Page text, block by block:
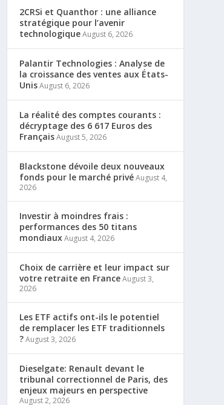
2CRSi et Quanthor : une alliance
stratégique pour l’avenir
technologiqueAugust 6, 2026
Palantir Technologies : Analyse de
la croissance des ventes aux États-
UnisAugust 6, 2026
La réalité des comptes courants :
décryptage des 6 617 Euros des
FrançaisAugust 5, 2026
Blackstone dévoile deux nouveaux
fonds pour le marché privéAugust 4,
2026
Investir à moindres frais :
performances des 50 titans
mondiauxAugust 4, 2026
Choix de carrière et leur impact sur
votre retraite en FranceAugust 3,
2026
Les ETF actifs ont-ils le potentiel
de remplacer les ETF traditionnels
?August 3, 2026
Dieselgate: Renault devant le
tribunal correctionnel de Paris, des
enjeux majeurs en perspective
August 2, 2026